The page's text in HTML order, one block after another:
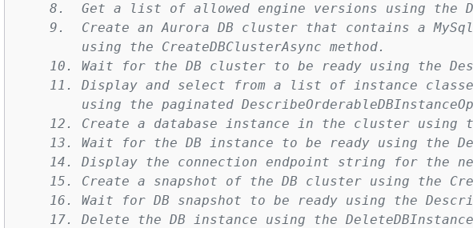
8.  Get a list of allowed engine versions using the
9.  Create an Aurora DB cluster that contains a
        using the CreateDBClusterAsync method.
10. Wait for the DB cluster to be ready using the
11. Display and select from a list of instance
using the paginated
12. Create a database instance in the cluster using
13. Wait for the DB instance to be ready using the
14. Display the connection endpoint string for the
15. Create a snapshot of the DB cluster using the
16. Wait for DB snapshot to be ready using the
17. Delete the DB instance using the